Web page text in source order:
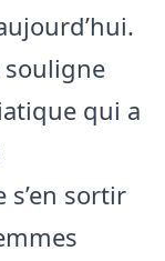
souligne
qui a
sortir